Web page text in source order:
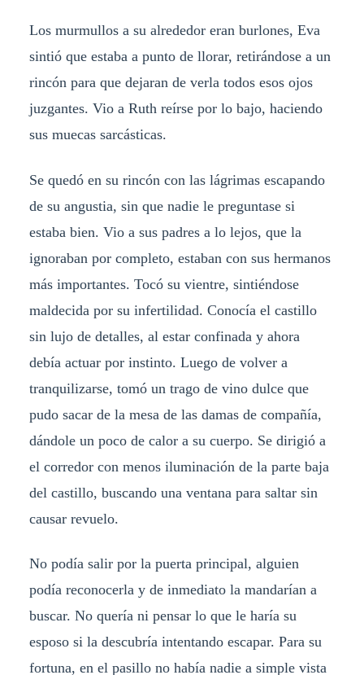
Los murmullos a su alrededor eran burlones, Eva
sintió que estaba a punto de llorar, retirándose a un
rincón para que dejaran de verla todos esos ojos
juzgantes. Vio a Ruth reírse por lo bajo, haciendo
sus muecas sarcásticas.
Se quedó en su rincón con las lágrimas escapando
de su angustia, sin que nadie le preguntase si
estaba bien. Vio a sus padres a lo lejos, que la
ignoraban por completo, estaban con sus hermanos
más importantes. Tocó su vientre, sintiéndose
maldecida por su infertilidad. Conocía el castillo
sin lujo de detalles, al estar confinada y ahora
debía actuar por instinto. Luego de volver a
tranquilizarse, tomó un trago de vino dulce que
pudo sacar de la mesa de las damas de compañía,
dándole un poco de calor a su cuerpo. Se dirigió a
el corredor con menos iluminación de la parte baja
del castillo, buscando una ventana para saltar sin
causar revuelo.
No podía salir por la puerta principal, alguien
podía reconocerla y de inmediato la mandarían a
buscar. No quería ni pensar lo que le haría su
esposo si la descubría intentando escapar. Para su
fortuna, en el pasillo no había nadie a simple vista